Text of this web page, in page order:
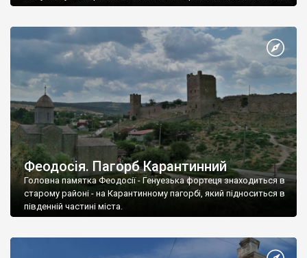
Феодосія. Пагорб Карантинний
Головна памятка Феодосії - Генуезька фортеця знаходиться в
старому районі - на Карантинному пагорбі, який підноситься в
південній частині міста.